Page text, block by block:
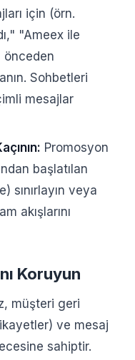
için (örn.
"Ameex ile
önceden
Sohbetleri
mesajlar
Promosyon
başlatılan
sınırlayın veya
akışlarını
Koruyun
müşteri geri
ve mesaj
sahiptir.